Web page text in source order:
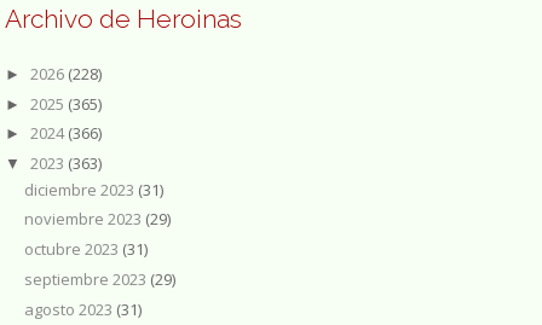
Archivo de Heroinas
► 2026 (228)
► 2025 (365)
► 2024(366)
▼ 2023 (363)
diciembre 2023 (31)
noviembre 2023 (29)
octubre 2023 (31)
septiembre 2023 (29)
agosto 2023 (31)